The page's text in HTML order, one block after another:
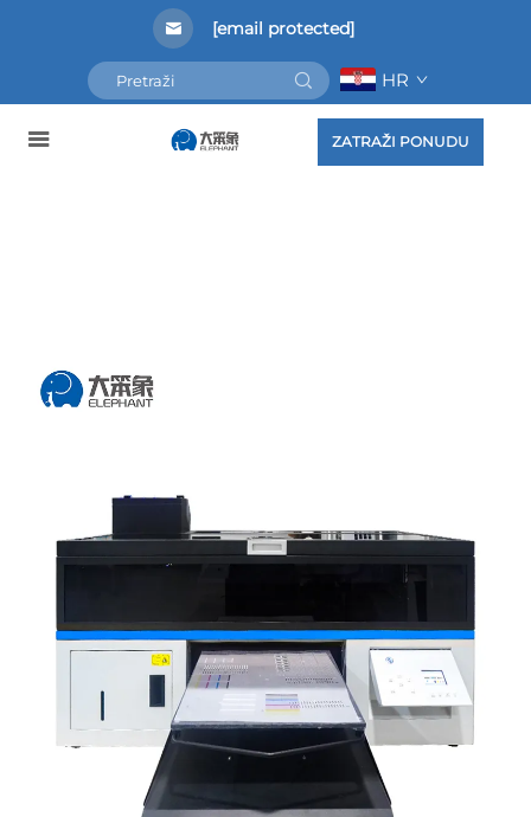
[email protected]
HR
ZATRAŽI PONUDU